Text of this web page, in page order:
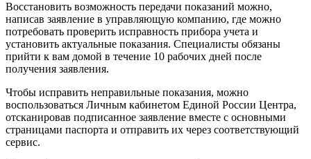
Восстановить возможность передачи показаний можно,
написав заявление в управляющую компанию, где можно
потребовать проверить исправность прибора учета и
установить актуальные показания. Специалисты обязаны
прийти к вам домой в течение 10 рабочих дней после
получения заявления.
Чтобы исправить неправильные показания, можно
воспользоваться Личным кабинетом Единой России Центра,
отсканировав подписанное заявление вместе с основными
страницами паспорта и отправить их через соответствующий
сервис.